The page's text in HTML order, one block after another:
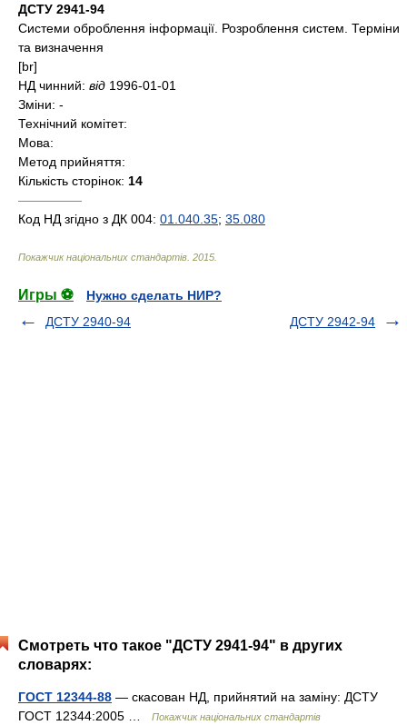
ДСТУ 2941-94
Системи оброблення інформації. Розроблення систем. Терміни
та визначення
[br]
НД чинний: від 1996-01-01
Зміни: -
Технічний комітет:
Мова:
Метод прийняття:
Кількість сторінок: 14
—————
Код НД згідно з ДК 004: 01.040.35; 35.080
Покажчик національних стандартів 2015
Игры ⚽
Нужно сделать НИР?
ДСТУ 2940-94
ДСТУ 2942-94
Смотреть что такое "ДСТУ 2941-94" в других
словарях:
ГОСТ 12344-88 — скасован НД, прийнятий на заміну: ДСТУ
ГОСТ 12344:2005 …
Покажчик національних стандартів